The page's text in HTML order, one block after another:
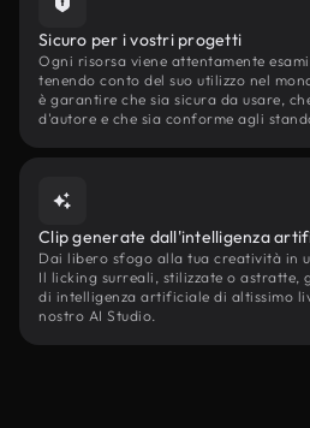
Sicuro per i vostri progetti
Ogni risorsa viene attentamente
tenendo conto del suo utilizzo nel
è garantire che sia sicura da usare,
d'autore e che sia conforme agli
Clip generate dall'intelligenza
Dai libero sfogo alla tua creatività in
Il licking surreali, stilizzate o astratte,
di intelligenza artificiale di altissimo
nostro AI Studio.